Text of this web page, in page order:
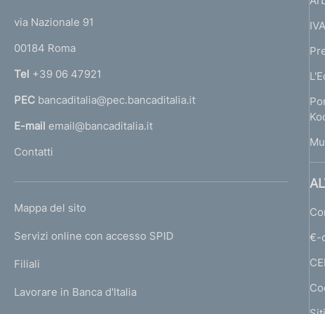
r
n
a
l
'
m
e
a
g
via Nazionale 91
00184 Roma
Tel +39 06 47921
PEC bancaditalia@pec.bancaditalia.it
E-mail email@bancaditalia.it
Contatti
L
N
K
T
Mappa del sito
Servizi online con accesso SPID
Filiali
Lavorare in Banca d'Italia
€-